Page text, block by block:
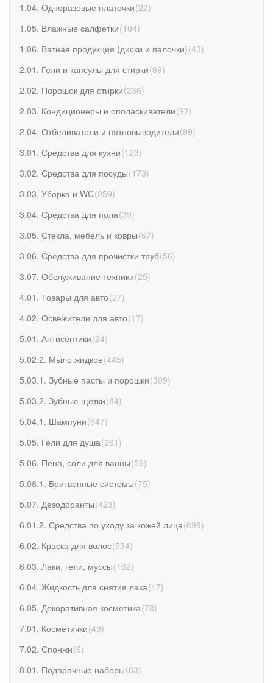
1.04. Одноразовые платочки(22)
1.05. Влажные салфетки(104)
1.06. Ватная продукция (диски и палочки)(43)
2.01. Гели и капсулы для стирки(89)
2.02. Порошок для стирки(236)
2.03. Кондиционеры и ополаскиватели(92)
2.04. Отбеливатели и пятновыводители(99)
3.01. Средства для кухни(123)
3.02. Средства для посуды(173)
3.03. Уборка и WC(259)
3.04. Средства для пола(39)
3.05. Стекла, мебель и ковры(67)
3.06. Средства для прочистки труб(56)
3.07. Обслуживание техники(25)
4.01. Товары для авто(27)
4.02. Освежители для авто(17)
5.01. Антисептики(24)
5.02.2. Мыло жидкое(445)
5.03.1. Зубные пасты и порошки(309)
5.03.2. Зубные щетки(84)
5.04.1. Шампуни(647)
5.05. Гели для душа(261 )
5.06. Пена, соли для ванны(59)
5.08.1. Бритвенные системы(75)
5.07. Дезодоранты(423)
6.01.2. Средства по уходу за кожей лица(699)
6.02. Краска для волос(534)
6.03. Лаки, гели, муссы(182)
6.04. Жидкость для снятия лака(17)
6.05. Декоративная косметика(78)
7.01. Косметички(49)
7.02. Спонжи(6)
8.01. Подарочные наборы(83)